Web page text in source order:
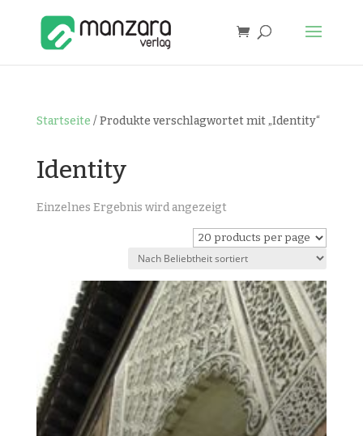
Startseite / Produkte verschlagwortet mit „Identity“
Identity
Einzelnes Ergebnis wird angezeigt